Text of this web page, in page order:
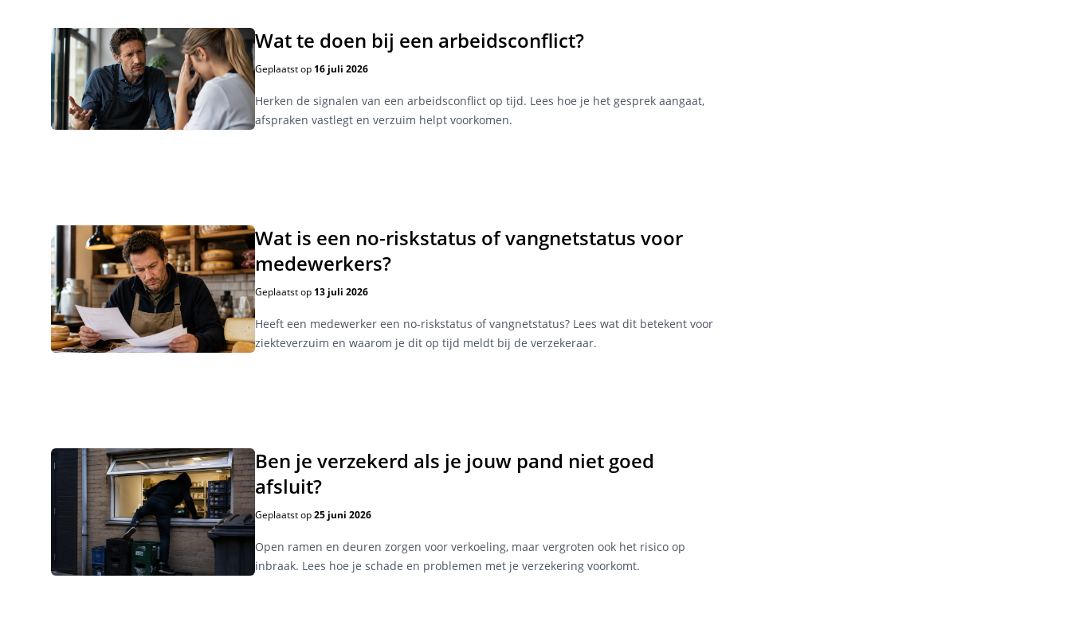
Wat te doen bij een arbeidsconflict?
Geplaatst op 16 juli 2026
Herken de signalen van een arbeidsconflict op tijd. Lees hoe je het gesprek aangaat,
afspraken vastlegt en verzuim helpt voorkomen.
Wat is een no-riskstatus of vangnetstatus voor
medewerkers?
Geplaatst op 13 juli 2026
Heeft een medewerker een no-riskstatus of vangnetstatus? Lees wat dit betekent voor
ziekteverzuim en waarom je dit op tijd meldt bij de verzekeraar.
Ben je verzekerd als je jouw pand niet goed
afsluit?
Geplaatst op25 juni 2026
Open ramen en deuren zorgen voor verkoeling, maar vergroten ook het risico op
inbraak. Lees hoe je schade en problemen met je verzekering voorkomt.